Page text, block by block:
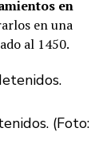
en
en una
al 1450.
(Foto: